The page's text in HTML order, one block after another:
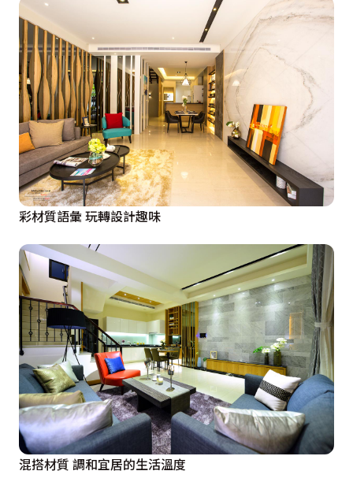
彩材質語彙 玩轉設計趣味
混搭材質 調和宜居的生活溫度